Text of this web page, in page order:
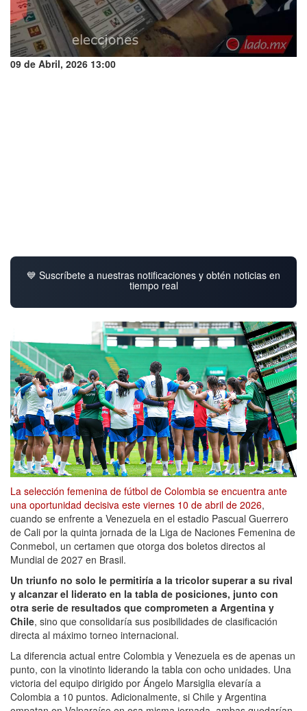
09 de Abril, 2026 13:00
💙 Suscríbete a nuestras notificaciones y obtén noticias en
tiempo real
La selección femenina de fútbol de Colombia se encuentra ante
una oportunidad decisiva este viernes 10 de abril de 2026,
cuando se enfrente a Venezuela en el estadio Pascual Guerrero
de Cali por la quinta jornada de la Liga de Naciones Femenina de
Conmebol, un certamen que otorga dos boletos directos al
Mundial de 2027 en Brasil.
Un triunfo no solo le permitiría a la tricolor superar a su rival
y alcanzar el liderato en la tabla de posiciones, junto con
otra serie de resultados que comprometen a Argentina y
Chile, sino que consolidaría sus posibilidades de clasificación
directa al máximo torneo internacional.
La diferencia actual entre Colombia y Venezuela es de apenas un
punto, con la vinotinto liderando la tabla con ocho unidades. Una
victoria del equipo dirigido por Ángelo Marsiglia elevaría a
Colombia a 10 puntos. Adicionalmente, si Chile y Argentina